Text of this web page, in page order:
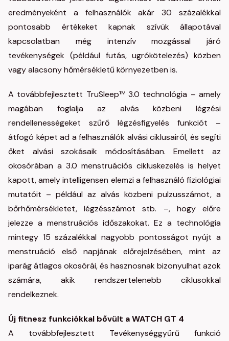
eredményeként a felhasználók akár 30 százalékkal
pontosabb értékeket kapnak szívük állapotával
kapcsolatban még intenzív mozgással járó
tevékenységek (például futás, ugrókötelezés) közben
vagy alacsony hőmérsékletű környezetben is.
A továbbfejlesztett TruSleep™ 3.0 technológia – amely
magában foglalja az alvás közbeni légzési
rendellenességeket szűrő légzésfigyelés funkciót –
átfogó képet ad a felhasználók alvási ciklusairól, és segíti
őket alvási szokásaik módosításában. Emellett az
okosórában a 3.0 menstruációs cikluskezelés is helyet
kapott, amely intelligensen elemzi a felhasználó fiziológiai
mutatóit – például az alvás közbeni pulzusszámot, a
bőrhőmérsékletet, légzésszámot stb. –, hogy előre
jelezze a menstruációs időszakokat. Ez a technológia
mintegy 15 százalékkal nagyobb pontosságot nyújt a
menstruáció első napjának előrejelzésében, mint az
iparág átlagos okosórái, és hasznosnak bizonyulhat azok
számára, akik rendszertelenebb ciklusokkal
rendelkeznek.
Új fitnesz funkciókkal bővült a WATCH GT 4
A továbbfejlesztett Tevékenységgyűrű funkció